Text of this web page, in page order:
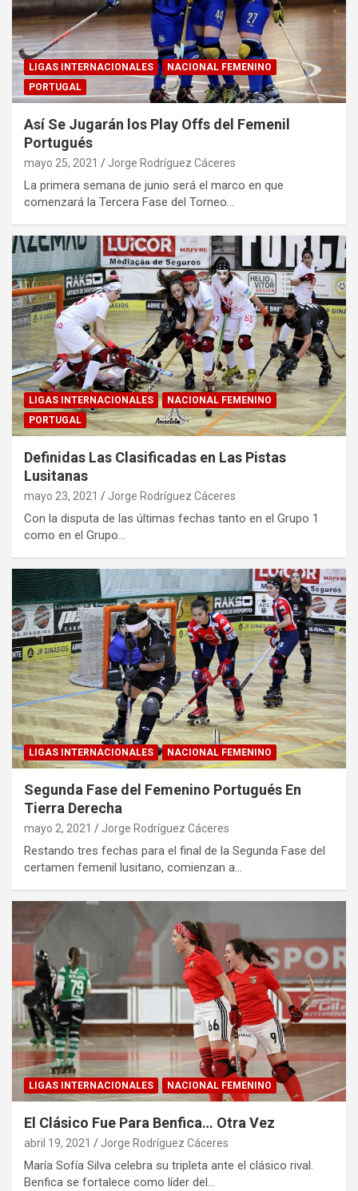
LIGAS INTERNACIONALES
NACIONAL FEMENINO
PORTUGAL
Así Se Jugarán los Play Offs del Femenil
Portugués
mayo 25, 2021 Jorge Rodríguez Cáceres
La primera semana de junio será el marco en que
comenzará la Tercera Fase del Torneo…
LIGAS INTERNACIONALES
NACIONAL FEMENINO
PORTUGAL
Definidas Las Clasificadas en Las Pistas
Lusitanas
mayo 23, 2021 Jorge Rodríguez Cáceres
Con la disputa de las últimas fechas tanto en el Grupo 1
como en el Grupo…
LIGAS INTERNACIONALES NACIONAL FEMENINO
Segunda Fase del Femenino Portugués En
Tierra Derecha
mayo 2, 2021 Jorge Rodríguez Cáceres
Restando tres fechas para el final de la Segunda Fase del
certamen femenil lusitano, comienzan a…
LIGAS INTERNACIONALES NACIONAL FEMENINO
El Clásico Fue Para Benfica… Otra Vez
abril 19, 2021 Jorge Rodríguez Cáceres
María Sofía Silva celebra su tripleta ante el clásico rival.
Benfica se fortalece como líder del…